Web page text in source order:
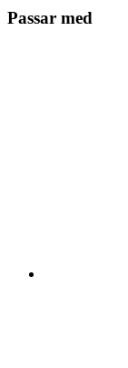
Passar med